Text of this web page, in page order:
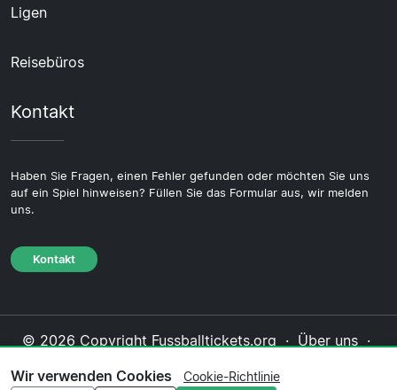
Ligen
Reisebüros
Kontakt
Haben Sie Fragen, einen Fehler gefunden oder möchten Sie uns
auf ein Spiel hinweisen? Füllen Sie das Formular aus, wir melden
uns.
Kontakt
© 2026 Copyright Fussballtickets.org · Über uns ·
Cookie-Richtlinie·Redaktionelle Richtlinie
Wir verwenden Cookies Cookie-Richtlinie